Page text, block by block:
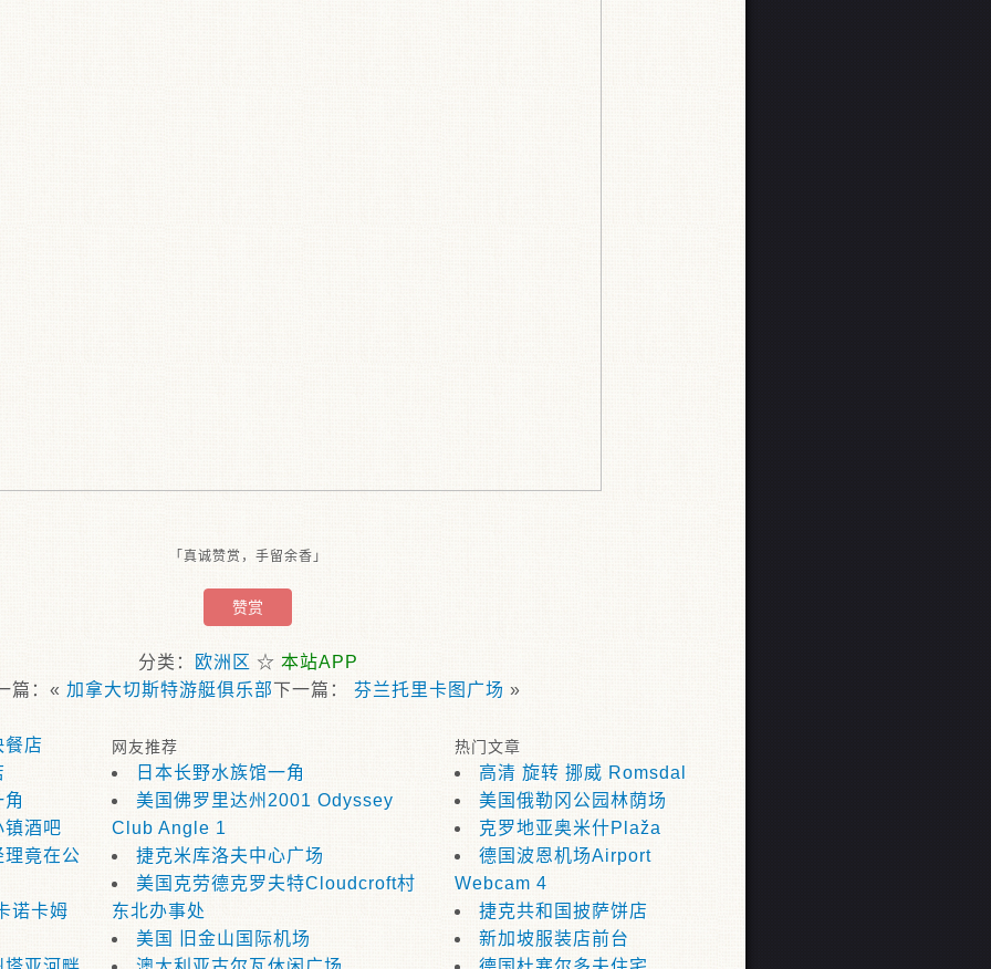
「真诚赞赏，手留余香」
赞赏
分类： 欧洲区 ☆ 本站APP
篇：« 加拿大切斯特游艇俱乐部下一篇： 芬兰托里卡图广场 »
餐店
镇酒吧
理竟在公
诺卡姆
网友推荐
日本长野水族馆一角
美国佛罗里达州2001 Odyssey
Club Angle 1
捷克米库洛夫中心广场
美国克劳德克罗夫特Cloudcroft村
东北办事处
美国 旧金山国际机场
热门文章
高清 旋转 挪威 Romsdal
美国俄勒冈公园林荫场
克罗地亚奥米什Plaža
德国波恩机场Airport
Webcam 4
捷克共和国披萨饼店
新加坡服装店前台